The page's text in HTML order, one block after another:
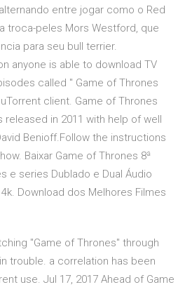
entre jogar como o Red
troca-peles Mors Westford, que
para seu bull terrier.
anyone is able to download TV
called " Game of Thrones
client. Game of Thrones
in 2011 with help of well
Benioff.Follow the instructions
Baixar Game of Thrones 8ª
e series Dublado e Dual Áudio
4k. Download dos Melhores Filmes
"Game of Thrones" through
trouble. a correlation has been
use. Jul 17, 2017 Ahead of Game